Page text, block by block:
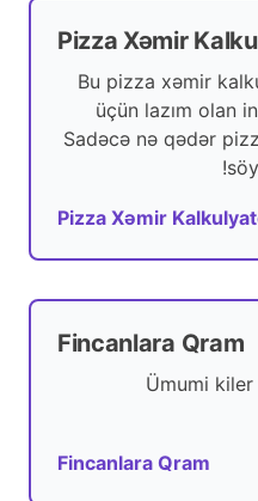
Pizza Xəmir
Bu pizza xəmir
üçün lazım olan
Sadəcə nə qədər
Pizza Xəmir
Fincanlara Qram
Ümumi kiler
Fincanlara Qram